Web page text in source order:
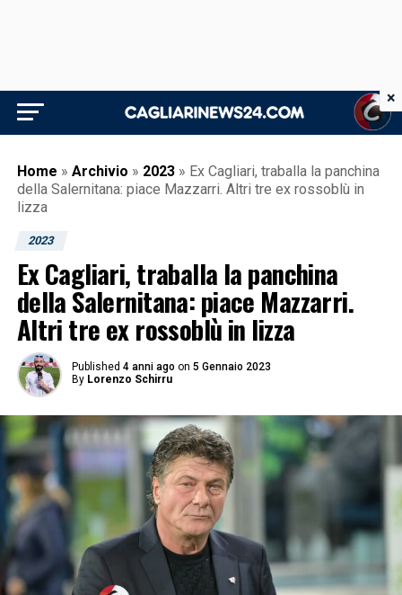
Home » Archivio » 2023 » Ex Cagliari, traballa la panchina
della Salernitana: piace Mazzarri. Altri tre ex rossoblù in
lizza
2023
Ex Cagliari, traballa la panchina
della Salernitana: piace Mazzarri.
Altri tre ex rossoblù in lizza
Published 4 anni ago on 5 Gennaio 2023
By Lorenzo Schirru
×